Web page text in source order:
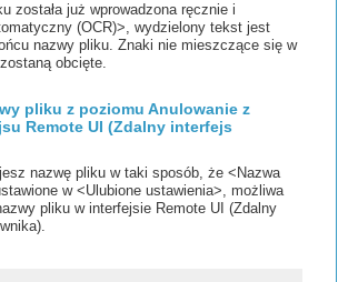
została już wprowadzona ręcznie i
(OCR)>, wydzielony tekst jest
nazwy pliku. Znaki nie mieszczące się w
obcięte.
pliku z poziomu Anulowanie z
Remote UI (Zdalny interfejs
nazwę pliku w taki sposób, że <Nazwa
w <Ulubione ustawienia>, możliwa
pliku w interfejsie Remote UI (Zdalny